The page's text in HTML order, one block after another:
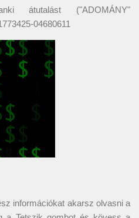
átutalást ("ADOMÁNY"
04680611
információkat akarsz olvasni a